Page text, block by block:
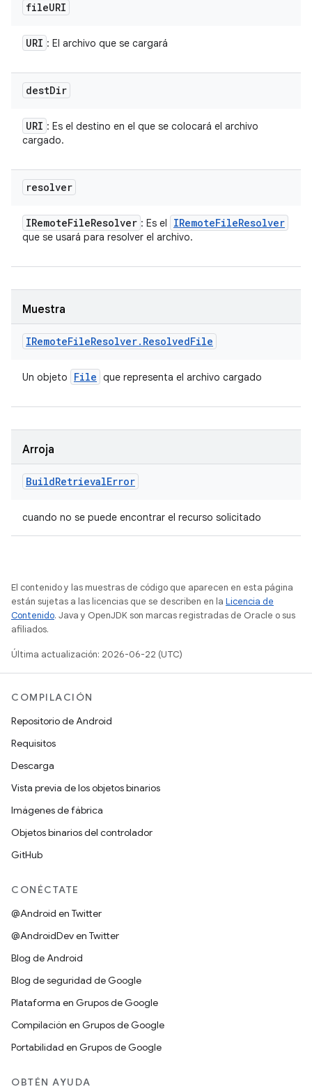
fileURI
URI : El archivo que se cargará
destDir
URI : Es el destino en el que se colocará el archivo
cargado.
resolver
IRemoteFileResolver : Es el IRemoteFileResolver
que se usará para resolver el archivo.
Muestra
IRemoteFileResolver. ResolvedFile
Un objeto File que representa el archivo cargado
Arroja
BuildRetrievalError
cuando no se puede encontrar el recurso solicitado
El contenido y las muestras de código que aparecen en esta página
están sujetas a las licencias que se describen en la Licencia de
Contenido. Java y OpenJDK son marcas registradas de Oracle o sus
afiliados.
Última actualización: 2026-06-22 (UTC)
COMPILACIÓN
Repositorio de Android
Requisitos
Descarga
Vista previa de los objetos binarios
Imágenes de fábrica
Objetos binarios del controlador
GitHub
CONÉCTATE
@Android en Twitter
@AndroidDev en Twitter
Blog de Android
Blog de seguridad de Google
Plataforma en Grupos de Google
Compilación en Grupos de Google
Portabilidad en Grupos de Google
OBTÉN AYUDA